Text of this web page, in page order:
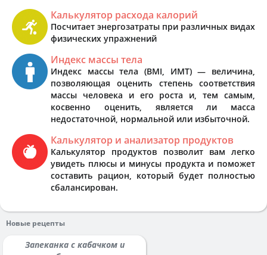
Калькулятор расхода калорий
Посчитает энергозатраты при различных видах
физических упражнений
Индекс массы тела
Индекс массы тела (BMI, ИМТ) — величина,
позволяющая оценить степень соответствия
массы человека и его роста и, тем самым,
косвенно оценить, является ли масса
недостаточной, нормальной или избыточной.
Калькулятор и анализатор продуктов
Калькулятор продуктов позволит вам легко
увидеть плюсы и минусы продукта и поможет
составить рацион, который будет полностью
сбалансирован.
Новые рецепты
Запеканка с кабачком и